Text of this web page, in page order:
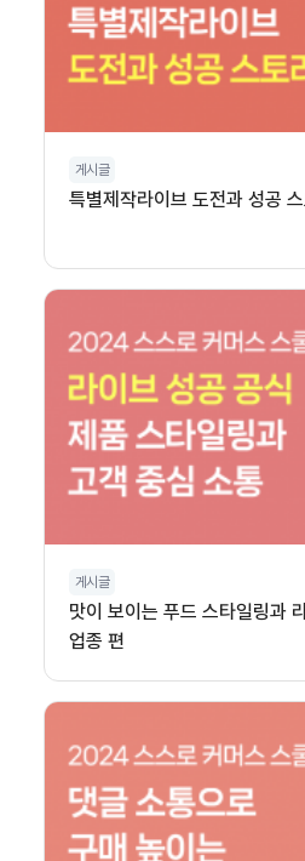
게시글
특별제작라이브 도전과 성공 스
게시글
맛이 보이는 푸드 스타일링과
업종 편